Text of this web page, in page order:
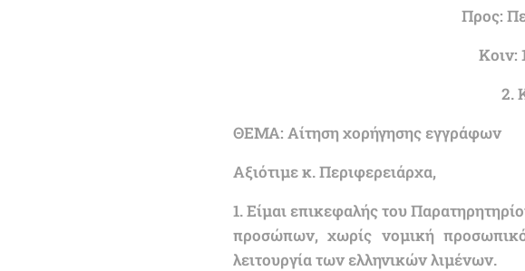
Προς: Περιφέρεια
Kοιν:
2.
ΘΕΜΑ: Αίτηση χορήγησης εγγράφων
Αξιότιμε κ. Περιφερειάρχα,
1. Είμαι επικεφαλής του
προσώπων, χωρίς νομική
λειτουργία των ελληνικών λιμένων.